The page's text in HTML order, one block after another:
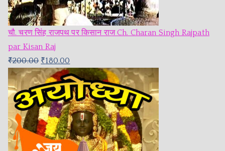
चौ. चरण सिंह राजपथ पर किसान राज Ch. Charan Singh Rajpath
par Kisan Raj
₹200.00 ₹180.00